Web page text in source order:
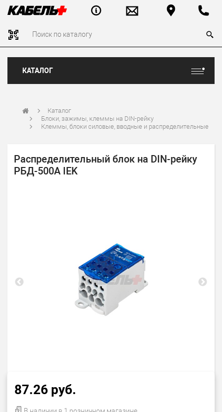
КАТАЛОГ
Каталог
Блоки, зажимы, клеммы на DIN-рейку
Клеммы, блоки силовые, вводные и распределительные
Распределительный блок на DIN-рейку
РБД-500А IEK
87.26 руб.